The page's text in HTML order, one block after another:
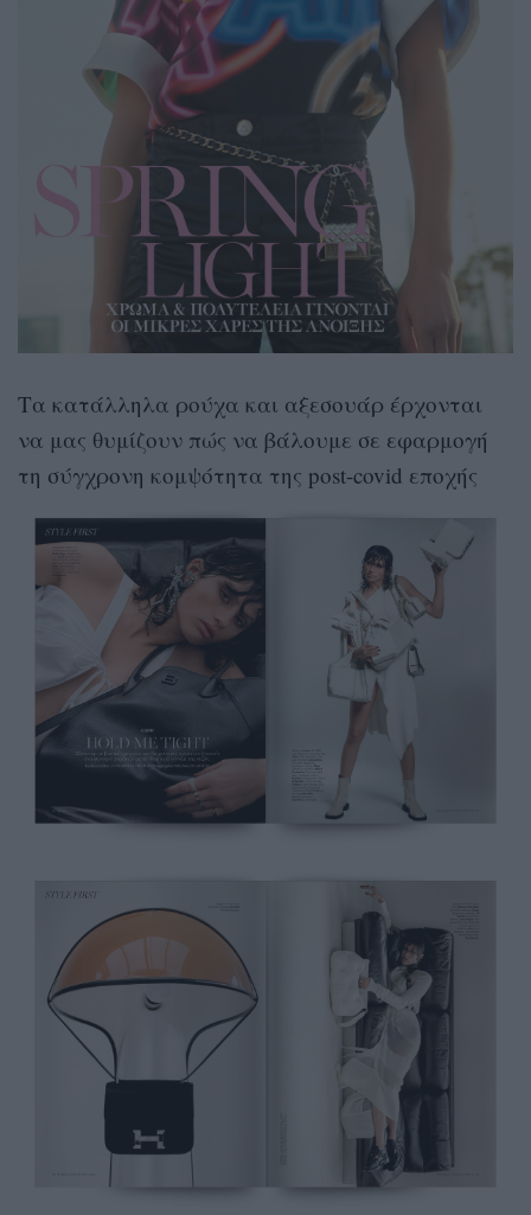
Τα κατάλληλα ρούχα και αξεσουάρ έρχονται
να μας θυμίζουν πώς να βάλουμε σε εφαρμογή
τη σύγχρονη κομψότητα της post-covid εποχής